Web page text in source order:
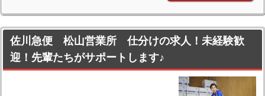
佐川急便 松山営業所 仕分けの求人！未経験歓
迎！先輩たちがサポートします♪